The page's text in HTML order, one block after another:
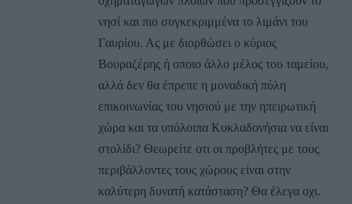
νησί και πιο συγκεκριμμένα το λιμάνι του
Γαυρίου. Ας με διορθώσει ο κύριος
Βουραζέρης ή οποιο άλλο μέλος του ταμείου,
αλλά δεν θα έπρεπε η μοναδική πύλη
επικοινωνίας του νησιού με την ηπειρωτική
χώρα και τα υπόλοιπα Κυκλαδονήσια να είναι
στολίδι? Θεωρείτε οτι οι προβλήτες με τους
περιβάλλοντες τους χώρους είναι στην
καλύτερη δυνατή κατάσταση? Θα έλεγα οχι.